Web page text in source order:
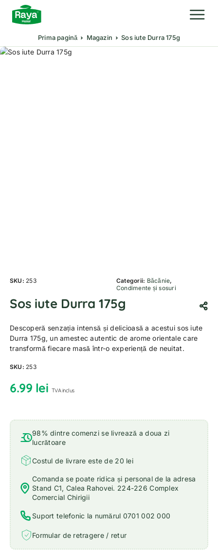
Prima pagină Magazin Sos iute Durra 175g
SKU: 253 Categorii: Băcănie,
Condimente și sosuri
Sos iute Durra 175g
Descoperă senzația intensă și delicioasă a acestui sos iute
Durra 175g, un amestec autentic de arome orientale care
transformă fiecare masă într-o experiență de neuitat.
SKU: 253
6.99 lei TVA inclus
98% dintre comenzi se livrează a doua zi
lucrătoare
Costul de livrare este de 20 lei
Comanda se poate ridica și personal de la adresa
Stand C1, Calea Rahovei. 224-226 Complex
Comercial Chirigii
Suport telefonic la numărul 0701 002 000
Formular de retragere / retur